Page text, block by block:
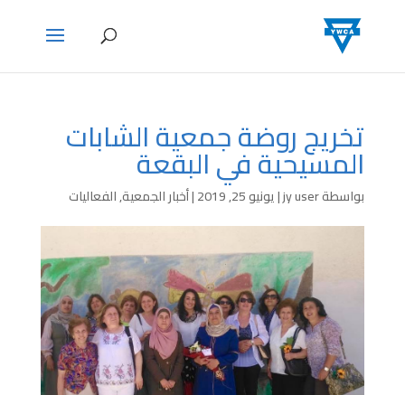
تخريج روضة جمعية الشابات
المسيحية في البقعة
بواسطةjy user
|يونيو 25, 2019 |أخبار الجمعية,الفعاليات